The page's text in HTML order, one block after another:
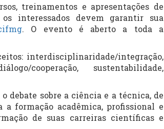
treinamentos e apresentações de
interessados devem garantir sua
. O evento é aberto a toda a
interdisciplinaridade/integração,
cooperação, sustentabilidade,
debate sobre a ciência e a técnica, de
formação acadêmica, profissional e
de suas carreiras científicas e